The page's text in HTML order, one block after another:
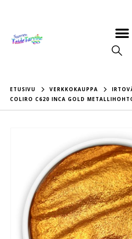
ETUSIVU VERKKOKAUPPA
COLIRO C620 INCA GOLD